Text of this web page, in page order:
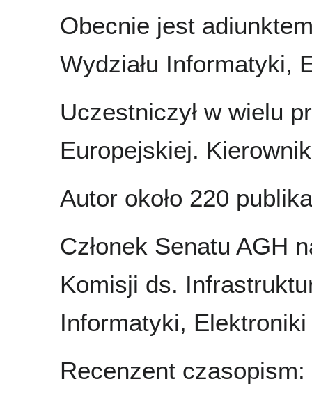
Obecnie jest
Wydziału Informatyki,
Uczestniczył w wielu
Europejskiej.
Autor około 220
Członek Senatu AGH
Komisji ds.
Informatyki,
Recenzent